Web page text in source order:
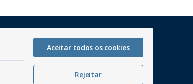
Perguntas frequentes
Aceitar todos os cookies
Rejeitar